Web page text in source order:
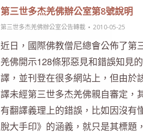
第三世多杰羌佛辦公室第8號說明
第三世多杰羌佛辦公室公告轉載 2010-05-25
近日，國際佛教僧尼總會公佈了第
羌佛開示128條邪惡見和錯誤知見
譯，並刊登在很多網站上，但由於
譯未經第三世多杰羌佛親自審定，
有翻譯義理上的錯誤，比如因沒有
脫大手印》的涵義，就只是其標題